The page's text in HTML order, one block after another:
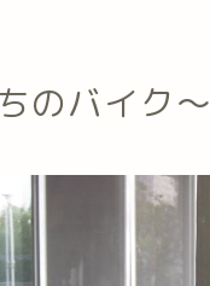
のバイク～